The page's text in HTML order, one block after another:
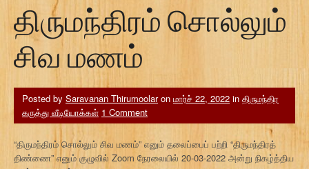
திருமந்திரம் சொல்லும்
சிவ மணம்
Posted by Saravanan Thirumoolaron மார்ச் 22, 2022 in திருமந்திர
கருத்து வீடியோக்கள் 1 Comment
“திருமந்திரம் சொல்லும் சிவ மணம்” எனும் தலைப்பைப் பற்றி “திருமந்திரத்
திண்ணை” எனும் குழுவில் Zoom நேரலையில் 20-03-2022 அன்று நிகழ்த்திய